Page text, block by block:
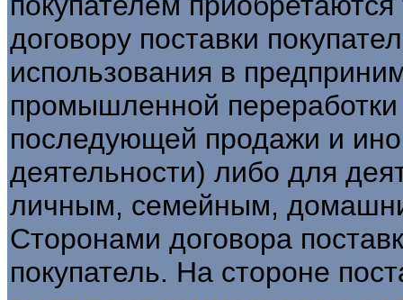
договору поставки
использования в
промышленной
последующей продажи и
деятельности) либо для
личным, семейным,
Сторонами договора
покупатель. На стороне